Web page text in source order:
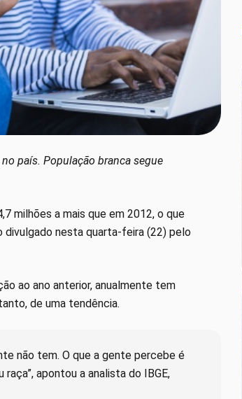
país. População branca segue
milhões a mais que em 2012, o que
divulgado nesta quarta-feira (22) pelo
ao ano anterior, anualmente tem
de uma tendência.
não tem. O que a gente percebe é
apontou a analista do IBGE,